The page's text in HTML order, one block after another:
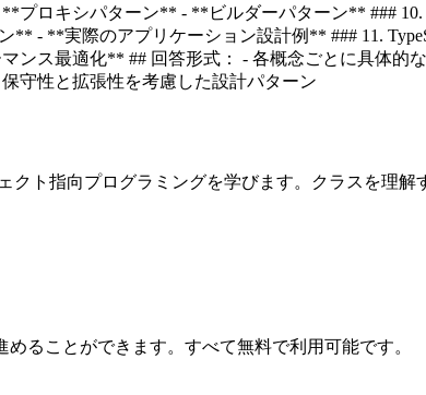
プロキシパターン** - **ビルダーパターン** ###
- **実際のアプリケーション設計例** ### 11.
ス最適化** ## 回答形式： - 各概念ごとに具体的
守性と拡張性を考慮した設計パターン
クト指向プログラミングを学びます。クラスを理
ることができます。すべて無料で利用可能です。